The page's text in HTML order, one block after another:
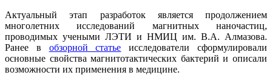
Актуальный этап разработок является продолжением
многолетних исследований магнитных наночастиц,
проводимых учеными ЛЭТИ и НМИЦ им. В.А. Алмазова.
Ранее в обзорной статье исследователи сформулировали
основные свойства магнитотактических бактерий и описали
возможности их применения в медицине.